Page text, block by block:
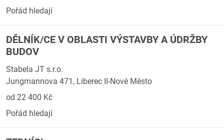
Pořád hledají
DĚLNÍK/CE V OBLASTI VÝSTAVBY A ÚDRŽBY
BUDOV
Stabela JT s.r.o.
Jungmannova 471, Liberec II-Nové Město
od 22 400 Kč
Pořád hledají